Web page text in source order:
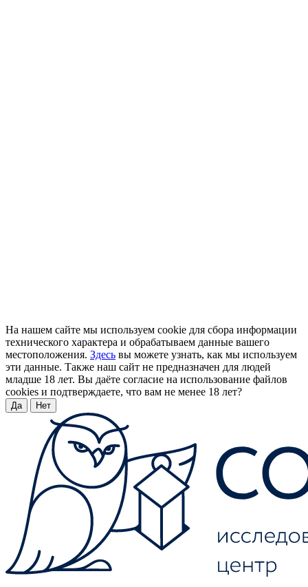
На нашем сайте мы используем cookie для сбора информации
технического характера и обрабатываем данные вашего
местоположения. Здесь вы можете узнать, как мы используем
эти данные. Также наш сайт не предназначен для людей
младше 18 лет. Вы даёте согласие на использование файлов
cookies и подтверждаете, что вам не менее 18 лет?
Да Нет